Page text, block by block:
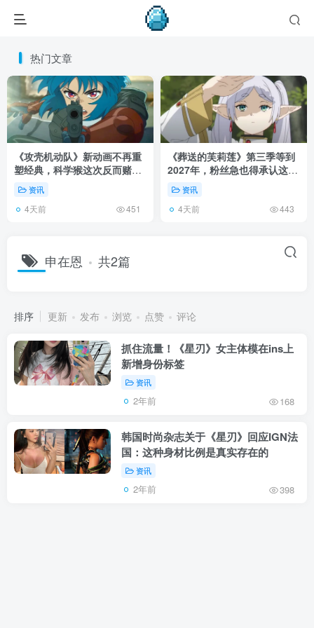
热门文章
《攻壳机动队》新动画不再重
塑经典，科学猴这次反而赌对
了！资讯
4天前 451
《葬送的芙莉莲》第三季等到
2027年，粉丝急也得承认这次
慢得有道理！
资讯
4天前 443
申在恩 共2篇
排序 更新 发布 浏览 点赞 评论
抓住流量！《星刃》女主体模在ins上
新增身份标签
资讯
2年前 168
韩国时尚杂志关于《星刃》回应IGN法
国：这种身材比例是真实存在的
资讯
2年前 398